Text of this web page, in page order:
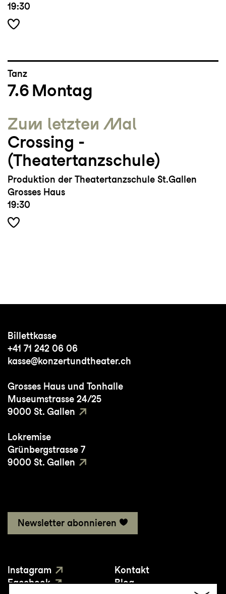
19:30
Tanz
7.6 Montag
Zum letzten Mal
Crossing ­
(Theatertanzschule)
Produktion der Theatertanzschule St.Gallen
Grosses Haus
19:30
Billettkasse
+41 71 242 06 06
kasse@konzertundtheater.ch
Grosses Haus und Tonhalle
Museumstrasse 24/25
9000 St. Gallen
Lokremise
Grünbergstrasse 7
9000 St. Gallen
Newsletter abonnieren
Instagram
Facebook
Kontakt
Blog